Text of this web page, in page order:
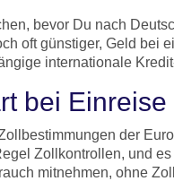
bevor Du nach
oft günstiger, Geld bei
internationale
bei Einreise
der
Zollkontrollen, und
mitnehmen, ohne